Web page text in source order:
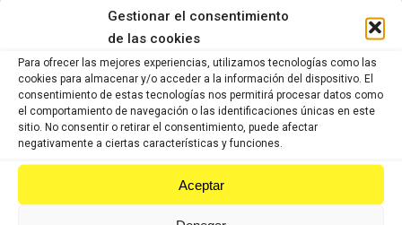
Gestionar el consentimiento
de las cookies
Para ofrecer las mejores experiencias, utilizamos tecnologías como las
cookies para almacenar y/o acceder a la información del dispositivo. El
consentimiento de estas tecnologías nos permitirá procesar datos como
el comportamiento de navegación o las identificaciones únicas en este
sitio. No consentir o retirar el consentimiento, puede afectar
negativamente a ciertas características y funciones.
Aceptar
Estribera derecha
HONDA SH MODE
9,99
IVA incluido 6,99
IVA incluido
Comprar
Estribera derecha
29,99 €
incluido 20,99€ IVA
incluido